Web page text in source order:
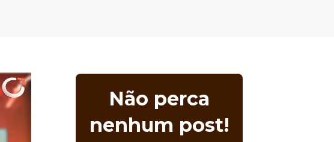
Não perca
nenhum post!